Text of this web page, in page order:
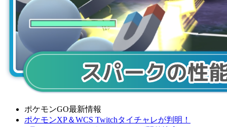
ポケモンGO最新情報
ポケモンXP＆WCS Twitchタイチャレが判明！